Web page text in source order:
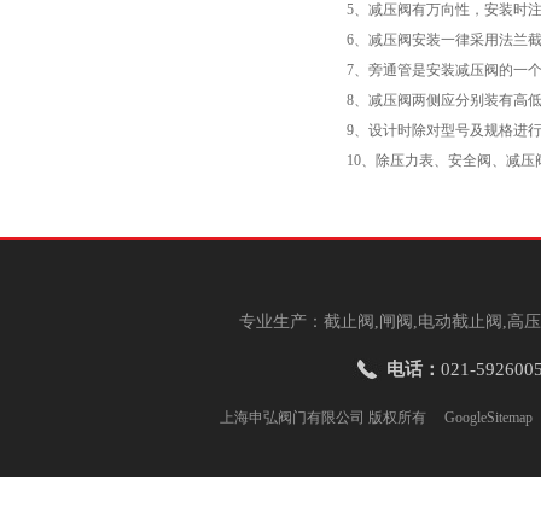
5、减压阀有万向性，安装时
6、减压阀安装一律采用法兰
7、旁通管是安装减压阀的一
8、减压阀两侧应分别装有高
9、设计时除对型号及规格进
10、除压力表、安全阀、减
专业生产：截止阀,闸阀,电动截止阀,高
电话：021-
上海申弘阀门有限公司 版权所有GoogleSitemap